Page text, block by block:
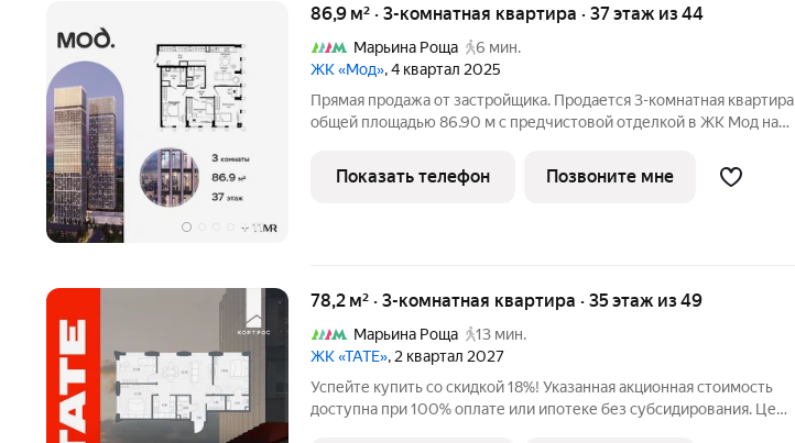
+ 11
86,9 м² · 3-комнатная квартира · 37 этаж из 44
Марьина Роща
6 мин.
ЖК «Мод», 4 квартал 2025
Прямая продажа от застройщика. Продается 3-комнатная квартира
общей площадью 86.90 м с предчистовой отделкой в ЖК Мод на
класса в историческом районе Москвы Марьина Роща, состоящий
из трех
Показать телефон Позвоните мне
78,2 м² · 3-комнатная квартира · 35 этаж из 49
Марьина Роща
13 мин.
ЖК «ТАТЕ», 2 квартал 2027
Успейте купить со скидкой 18%! Указанная акционная стоимость
доступна при 100% оплате или ипотеке без субсидирования. Цена